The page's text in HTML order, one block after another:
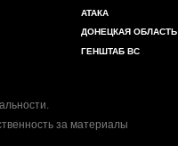
АТАКА
ДОНЕЦКАЯ ОБЛАСТЬ
ГЕНШТАБ ВС
.
за материалы